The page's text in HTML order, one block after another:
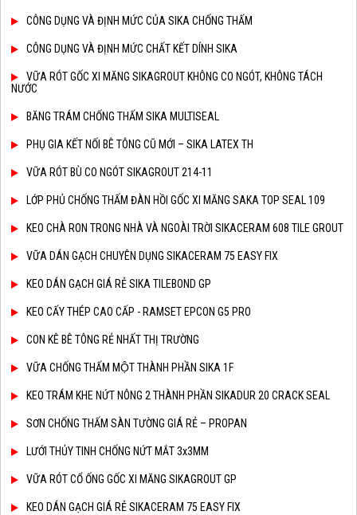
CÔNG DỤNG VÀ ĐỊNH MỨC CỦA SIKA CHỐNG THẤM
CÔNG DỤNG VÀ ĐỊNH MỨC CHẤT KẾT DÍNH SIKA
VỮA RÓT GỐC XI MĂNG SIKAGROUT KHÔNG CO NGÓT, KHÔNG TÁCH
NƯỚC
BĂNG TRÁM CHỐNG THẤM SIKA MULTISEAL
PHỤ GIA KẾT NỐI BÊ TÔNG CŨ MỚI – SIKA LATEX TH
VỮA RÓT BÙ CO NGÓT SIKAGROUT 214-11
LỚP PHỦ CHỐNG THẤM ĐÀN HỒI GỐC XI MĂNG SAKA TOP SEAL 109
KEO CHÀ RON TRONG NHÀ VÀ NGOÀI TRỜI SIKACERAM 608 TILE GROUT
VỮA DÁN GẠCH CHUYÊN DỤNG SIKACERAM 75 EASY FIX
KEO DÁN GẠCH GIÁ RẺ SIKA TILEBOND GP
KEO CẤY THÉP CAO CẤP - RAMSET EPCON G5 PRO
CON KÊ BÊ TÔNG RẺ NHẤT THỊ TRƯỜNG
VỮA CHỐNG THẤM MỘT THÀNH PHẦN SIKA 1F
KEO TRÁM KHE NỨT NÔNG 2 THÀNH PHẦN SIKADUR 20 CRACK SEAL
SƠN CHỐNG THẤM SÀN TƯỜNG GIÁ RẺ – PROPAN
LƯỚI THỦY TINH CHỐNG NỨT MẮT 3x3MM
VỮA RÓT CỔ ỐNG GỐC XI MĂNG SIKAGROUT GP
KEO DÁN GẠCH GIÁ RẺ SIKACERAM 75 EASY FIX